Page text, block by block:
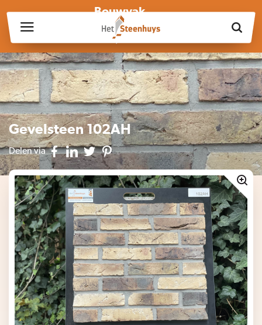
Bouwvak
Wij zijn wegens de bouwvak gesloten op vrijdag 17 juli en in
week 30, 31 en 32.
Gevelsteen 102AH
Delen via